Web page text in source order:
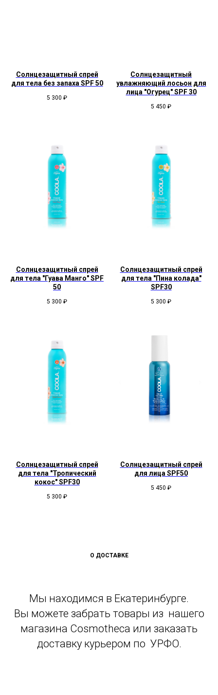
Солнцезащитный спрей
для тела без запаха SPF 50
5 300 ₽
Солнцезащитный
увлажняющий лосьон для
лица "Огурец" SPF 30
5 450 ₽
Солнцезащитный спрей
для тела "Гуава Манго" SPF
50
5 300 ₽
Солнцезащитный спрей
для тела "Пина колада"
SPF30
5 300 ₽
Солнцезащитный спрей
для тела "Тропический
кокос" SPF30
5 300 ₽
Солнцезащитный спрей
для лица SPF50
5 450 ₽
О ДОСТАВКЕ
Мы находимся в Екатеринбурге.
Вы можете забрать товары из нашего
магазина Cosmotheca или заказать
доставку курьером по УРФО.